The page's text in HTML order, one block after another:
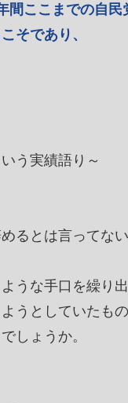
ここまでの自民
そであり、
う実績語り～
るとは言ってな
うな手口を繰り
うとしていたも
しょうか。